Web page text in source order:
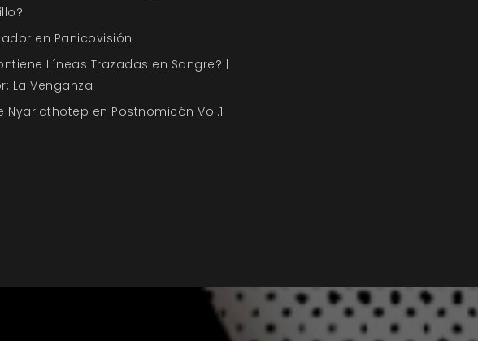
en Panicovisión
Líneas Trazadas en Sangre? |
La Venganza
Nyarlathotep en Postnomicón Vol.1